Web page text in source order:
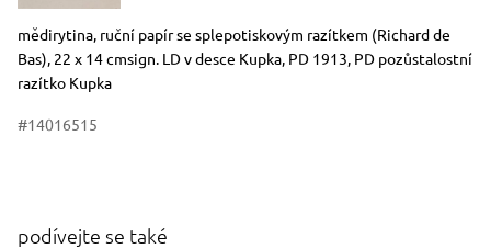
Rozměry
Stručný popis předmětu
mědirytina, ruční papír se splepotiskovým razítkem (Richard de
Bas), 22 x 14 cmsign. LD v desce Kupka, PD 1913, PD pozůstalostní
razítko Kupka
#14016515
podívejte se také